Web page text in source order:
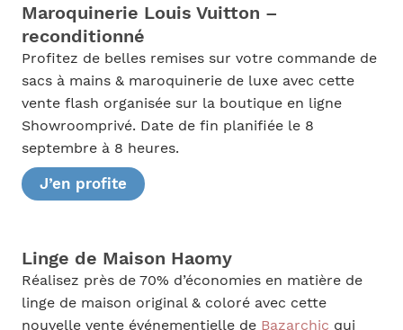
Maroquinerie Louis Vuitton –
reconditionné
Profitez de belles remises sur votre commande de
sacs à mains & maroquinerie de luxe avec cette
vente flash organisée sur la boutique en ligne
Showroomprivé. Date de fin planifiée le 8
septembre à 8 heures.
J’en profite
Linge de Maison Haomy
Réalisez près de 70% d’économies en matière de
linge de maison original & coloré avec cette
nouvelle vente événementielle de Bazarchic qui